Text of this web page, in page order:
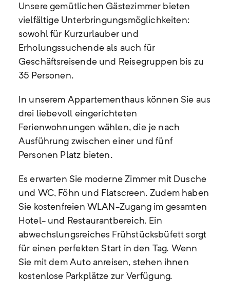
Unsere gemütlichen Gästezimmer bieten
vielfältige Unterbringungsmöglichkeiten:
sowohl für Kurzurlauber und
Erholungssuchende als auch für
Geschäftsreisende und Reisegruppen bis zu
35 Personen.
In unserem Appartementhaus können Sie aus
drei liebevoll eingerichteten
Ferienwohnungen wählen, die je nach
Ausführung zwischen einer und fünf
Personen Platz bieten.
Es erwarten Sie moderne Zimmer mit Dusche
und WC, Föhn und Flatscreen. Zudem haben
Sie kostenfreien WLAN-Zugang im gesamten
Hotel- und Restaurantbereich. Ein
abwechslungsreiches Frühstücksbüfett sorgt
für einen perfekten Start in den Tag. Wenn
Sie mit dem Auto anreisen, stehen ihnen
kostenlose Parkplätze zur Verfügung.